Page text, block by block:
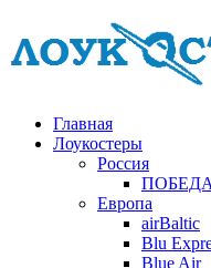
Главная
Лоукостеры
Россия
ПОБЕДА
Европа
airBaltic
Blu
Blue Air